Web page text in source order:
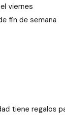
viernes
fin de semana
tiene regalos